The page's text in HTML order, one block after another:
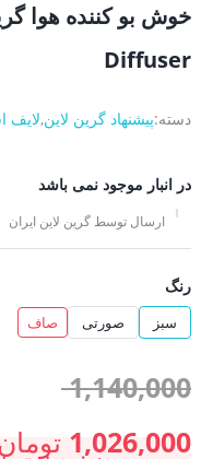
Diffuser
دسته:پیشنهاد گرین لاین,لایف
در انبار موجود نمی باشد
ارسال توسط گرین لاین ایران
رنگ
سبز صورتی صاف
1,140,000
1,026,000